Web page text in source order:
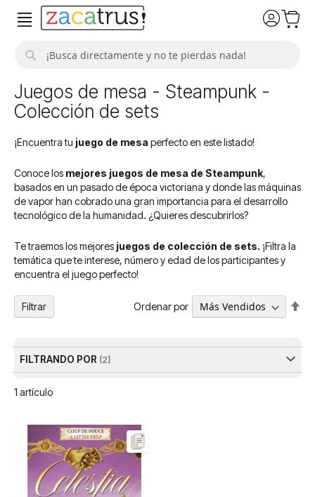
Juegos de mesa - Steampunk -
Colección de sets
¡Encuentra tu juego de mesa perfecto en este listado!
Conoce los mejores juegos de mesa de Steampunk,
basados en un pasado de época victoriana y donde las máquinas
de vapor han cobrado una gran importancia para el desarrollo
tecnológico de la humanidad. ¿Quieres descubrirlos?
Te traemos los mejores juegos de colección de sets. ¡Filtra la
temática que te interese, número y edad de los participantes y
encuentra el juego perfecto!
1 artículo
Ordenar por
Filtrar
FILTRANDO POR